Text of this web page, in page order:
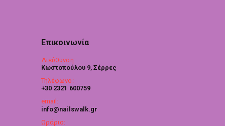
Επικοινωνία
Διεύθυνση:
Κωστοπούλου 9, Σέρρες
Τηλέφωνο:
+30 2321 600759
email:
info@nailswalk.gr
Ωράριο: